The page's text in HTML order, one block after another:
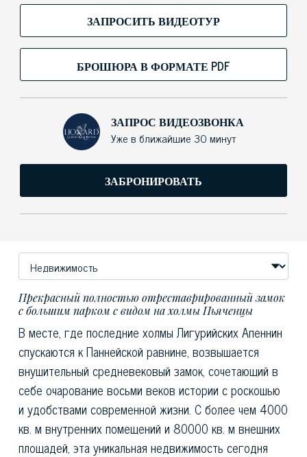
ЗАПРОСИТЬ ВИДЕОТУР
БРОШЮРА В ФОРМАТЕ PDF
ЗАПРОС ВИДЕОЗВОНКА
Уже в ближайшие 30 минут
ЗАБРОНИРОВАТЬ
Прекрасный полностью отреставрированный замок
с большим парком с видом на холмы Пьяченцы
В месте, где последние холмы Лигурийских Апеннин
спускаются к Паннейской равнине, возвышается
внушительный средневековый замок, сочетающий в
себе очарование восьми веков истории с роскошью
и удобствами современной жизни. С более чем 4000
кв. м внутренних помещений и 80000 кв. м внешних
площадей, эта уникальная недвижимость сегодня